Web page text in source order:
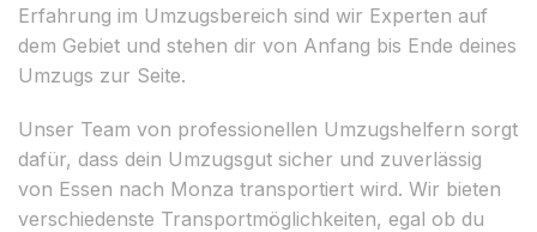
Erfahrung im Umzugsbereich sind wir Experten auf
dem Gebiet und stehen dir von Anfang bis Ende deines
Umzugs zur Seite.
Unser Team von professionellen Umzugshelfern sorgt
dafür, dass dein Umzugsgut sicher und zuverlässig
von Essen nach Monza transportiert wird. Wir bieten
verschiedenste Transportmöglichkeiten, egal ob du